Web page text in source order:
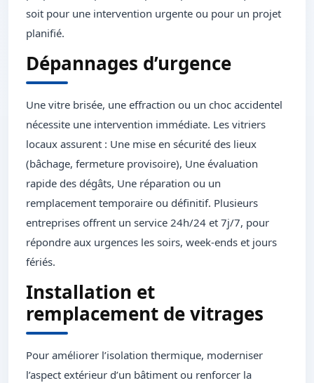
soit pour une intervention urgente ou pour un projet
planifié.
Dépannages d’urgence
Une vitre brisée, une effraction ou un choc accidentel
nécessite une intervention immédiate. Les vitriers
locaux assurent : Une mise en sécurité des lieux
(bâchage, fermeture provisoire), Une évaluation
rapide des dégâts, Une réparation ou un
remplacement temporaire ou définitif. Plusieurs
entreprises offrent un service 24h/24 et 7j/7, pour
répondre aux urgences les soirs, week-ends et jours
fériés.
Installation et
remplacement de vitrages
Pour améliorer l’isolation thermique, moderniser
l’aspect extérieur d’un bâtiment ou renforcer la